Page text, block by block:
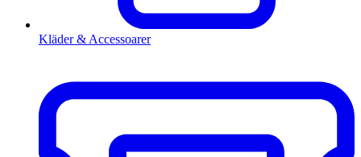
Kläder & Accessoarer